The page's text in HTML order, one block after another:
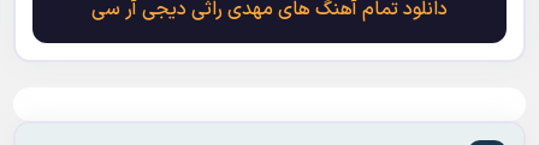
دانلود تمام آهنگ های مهدی راثی دیجی آر سی